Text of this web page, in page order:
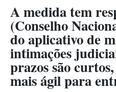
A medida tem
(Conselho
do aplicativo de
intimações
prazos são
mais ágil para